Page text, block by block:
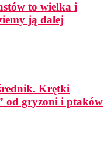
to wielka i
ją dalej
Krętki
od gryzoni i ptaków